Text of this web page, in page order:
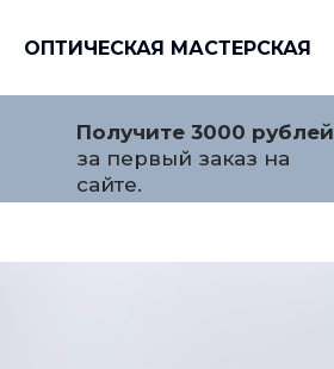
ОПТИЧЕСКАЯ МАСТЕРСКАЯ
Получите 3000 рублей
за первый заказ на
сайте.